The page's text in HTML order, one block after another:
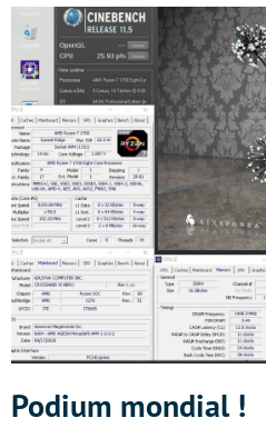
Podium mondial !